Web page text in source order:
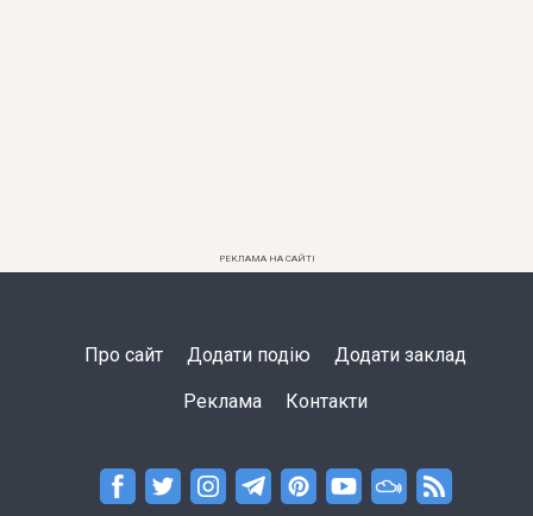
РЕКЛАМА НА САЙТІ
Про сайт Додати подію Додати заклад
Реклама Контакти